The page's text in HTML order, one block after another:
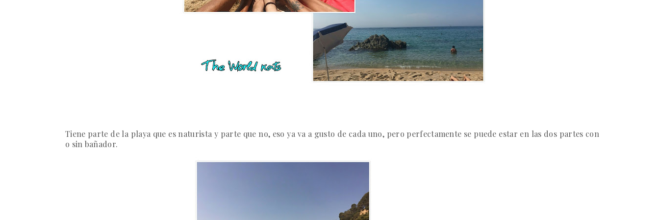
Tiene parte de la playa que es naturista y parte que no, eso ya va a gusto de cada uno, pero perfectamente se puede estar en las dos partes con
o sin bañador.